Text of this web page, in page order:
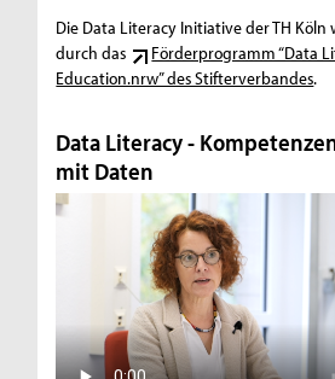
Die Data Literacy Initiative der TH
durch das
Förderprogramm “Data
Education.nrw” des Stifterverbandes.
Data Literacy -
mit Daten